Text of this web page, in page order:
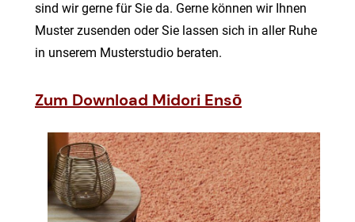
sind wir gerne für Sie da. Gerne können wir Ihnen
Muster zusenden oder Sie lassen sich in aller Ruhe
in unserem Musterstudio beraten.
Zum Download Midori Ensō